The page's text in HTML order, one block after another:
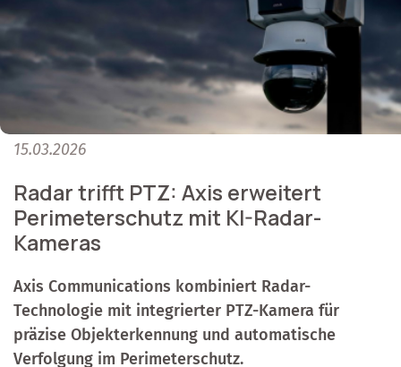
15.03.2026
Radar trifft PTZ: Axis erweitert
Perimeterschutz mit KI-Radar-
Kameras
Axis Communications kombiniert Radar-
Technologie mit integrierter PTZ-Kamera für
präzise Objekterkennung und automatische
Verfolgung im Perimeterschutz.